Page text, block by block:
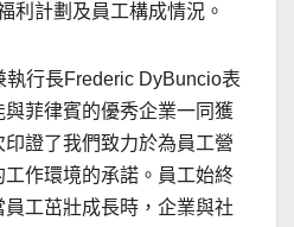
利計劃及員工構成情況。
執行長Frederic DyBuncio表
菲律賓的優秀企業一同獲
證了我們致力於為員工營
作環境的承諾。員工始終
工茁壯成長時，企業與社